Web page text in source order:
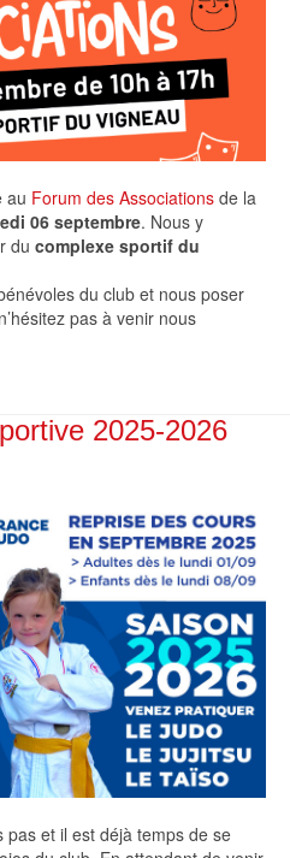
au Forum des Associations de la
06 septembre. Nous y
du complexe sportif du
du club et nous poser
pas à venir nous
2025-2026
et il est déjà temps de se